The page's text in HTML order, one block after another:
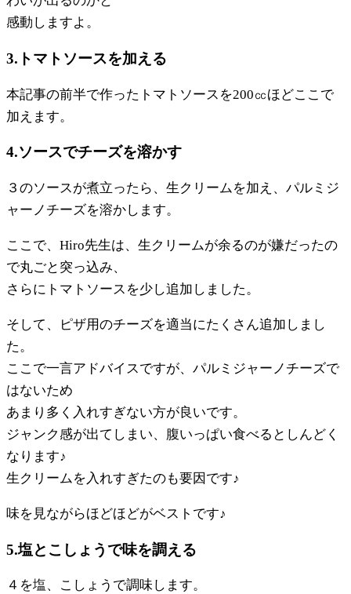
感動しますよ。
3.トマトソースを加える
本記事の前半で作ったトマトソースを200㏄ほどここで
加えます。
4.ソースでチーズを溶かす
３のソースが煮立ったら、生クリームを加え、パルミジ
ャーノチーズを溶かします。
ここで、Hiro先生は、生クリームが余るのが嫌だったの
で丸ごと突っ込み、
さらにトマトソースを少し追加しました。
そして、ピザ用のチーズを適当にたくさん追加しまし
た。
ここで一言アドバイスですが、パルミジャーノチーズで
はないため
あまり多く入れすぎない方が良いです。
ジャンク感が出てしまい、腹いっぱい食べるとしんどく
なります♪
生クリームを入れすぎたのも要因です♪
味を見ながらほどほどがベストです♪
5.塩とこしょうで味を調える
４を塩、こしょうで調味します。